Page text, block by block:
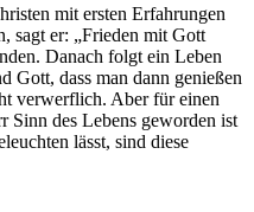
mit ersten Erfahrungen
sagt er: „Frieden mit Gott
Danach folgt ein Leben
Gott, dass man dann genießen
verwerflich. Aber für einen
Sinn des Lebens geworden ist
lässt, sind diese